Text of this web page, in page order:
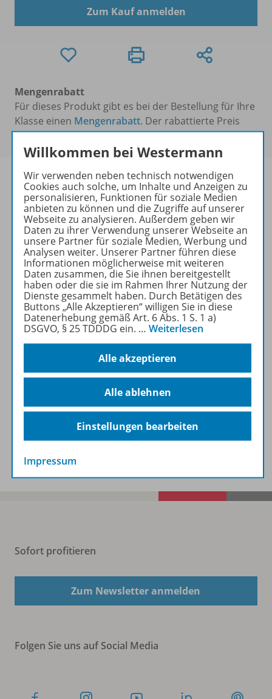
Zum Kauf anmelden
Mengenrabatt
Für dieses Produkt gibt es bei der Bestellung für Ihre
Klasse einen Mengenrabatt. Der rabattierte Preis
wird Ihnen an der Kasse angezeigt.
Produktinformationen
Beschreibung
Lizenzbedingungen
Zugehörige Produkte
Sofort profitieren
Zum Newsletter anmelden
Folgen Sie uns auf Social Media
Willkommen bei Westermann
Wir verwenden neben technisch notwendigen
Cookies auch solche, um Inhalte und Anzeigen zu
personalisieren, Funktionen für soziale Medien
anbieten zu können und die Zugriffe auf unserer
Webseite zu analysieren. Außerdem geben wir
Daten zu ihrer Verwendung unserer Webseite an
unsere Partner für soziale Medien, Werbung und
Analysen weiter. Unserer Partner führen diese
Informationen möglicherweise mit weiteren
Daten zusammen, die Sie ihnen bereitgestellt
haben oder die sie im Rahmen Ihrer Nutzung der
Dienste gesammelt haben. Durch Betätigen des
Buttons „Alle Akzeptieren“ willigen Sie in diese
Datenerhebung gemäß Art. 6 Abs. 1 S. 1 a)
DSGVO, § 25 TDDDG ein. … Weiterlesen
Alle akzeptieren
Alle ablehnen
Einstellungen bearbeiten
Impressum